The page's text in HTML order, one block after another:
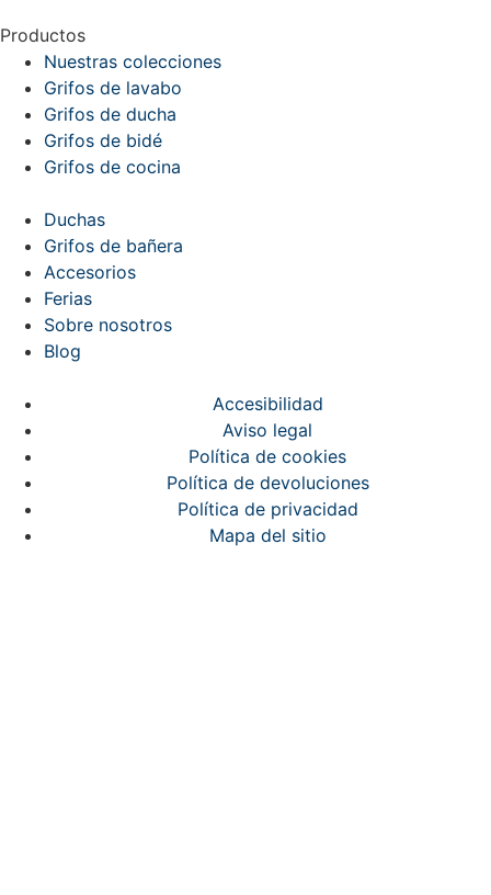
Productos
Nuestras colecciones
Grifos de lavabo
Grifos de ducha
Grifos de bidé
Grifos de cocina
Duchas
Grifos de bañera
Accesorios
Ferias
Sobre nosotros
Blog
Accesibilidad
Aviso legal
Política de cookies
Política de devoluciones
Política de privacidad
Mapa del sitio